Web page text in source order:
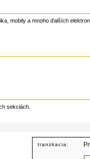
mobily a mnoho ďalších
sekciách.
tranzkacia: